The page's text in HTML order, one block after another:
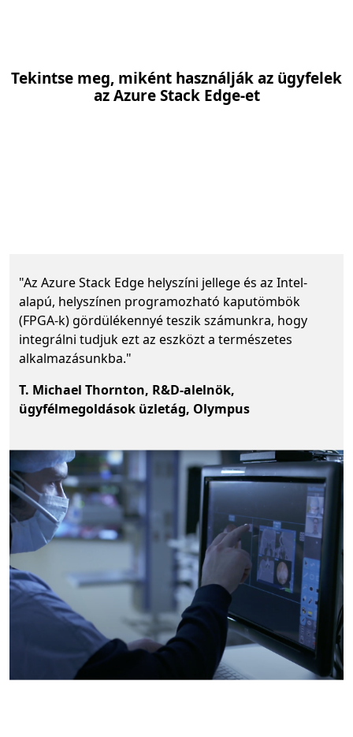
Tekintse meg, miként használják az ügyfelek
az Azure Stack Edge-et
"Az Azure Stack Edge helyszíni jellege és az Intel-
alapú, helyszínen programozható kaputömbök
(FPGA-k) gördülékennyé teszik számunkra, hogy
integrálni tudjuk ezt az eszközt a természetes
alkalmazásunkba."
T. Michael Thornton, R&D-alelnök,
ügyfélmegoldások üzletág, Olympus
Vissza a lapokra